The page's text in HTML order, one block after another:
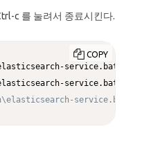
c 를 눌려서 종료시킨다.
service.bat
service.bat
COPY